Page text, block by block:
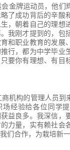
金牌运动员，他们
了成功背后的辛酸
，朝着自己的理想
我刚才提到的，包
和职业教育的发展
行，都为中学毕业
要你有理想、有目
机构的管理人员到
经验给各位同学
益良多。我深信，
力量，实有赖社会
们合作，为栽培新一